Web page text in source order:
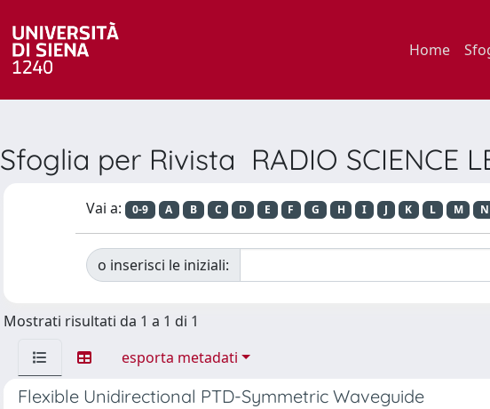
Home
Sfoglia per Rivista RADIO SCIENCE
Vai a: 0-9 A B C D E F G H I J K L M N
o inserisci le iniziali:
Mostrati risultati da 1 a 1 di 1
esporta metadati
Flexible Unidirectional PTD-Symmetric Waveguide